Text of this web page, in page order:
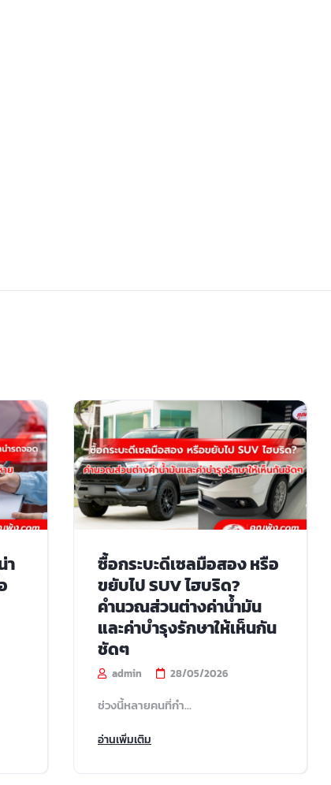
า
ซื้อกระบะดีเซลมือสอง หรือ
ขยับไป SUV ไฮบริด?
คำนวณส่วนต่างค่าน้ำมัน
และค่าบำรุงรักษาให้เห็นกัน
ชัดๆ
admin 28/05/2026
ช่วงนี้หลายคนที่กำ...
อ่านเพิ่มเติม